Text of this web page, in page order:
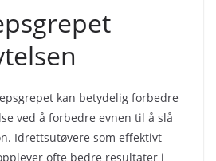
kan betydelig forbedre
ved å forbedre evnen til å slå
Idrettsutøvere som effektivt
ofte bedre resultater i